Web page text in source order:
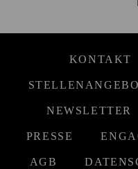
KONTAKT
NEWSLETTER
PRESSE
AGB